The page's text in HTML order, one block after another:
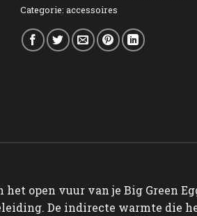
Categorie: accessoires
open vuur van je Big Green
De indirecte warmte die